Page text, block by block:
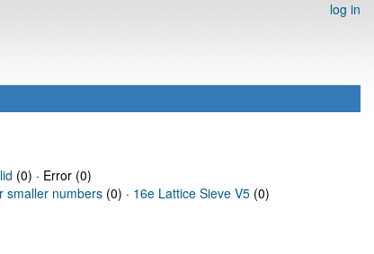
log in
(0) · Error (0)
smaller numbers (0) · 16e Lattice Sieve V5 (0)